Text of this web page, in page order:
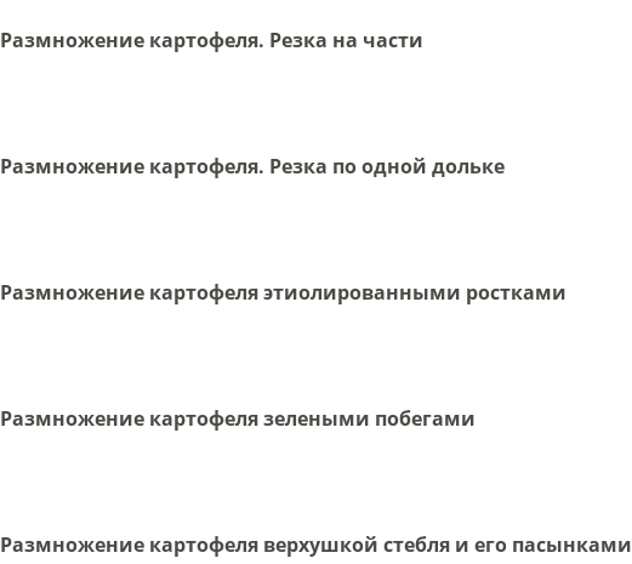
Размножение картофеля. Резка на части
Размножение картофеля. Резка по одной дольке
Размножение картофеля этиолированными ростками
Размножение картофеля зелеными побегами
Размножение картофеля верхушкой стебля и его пасынками